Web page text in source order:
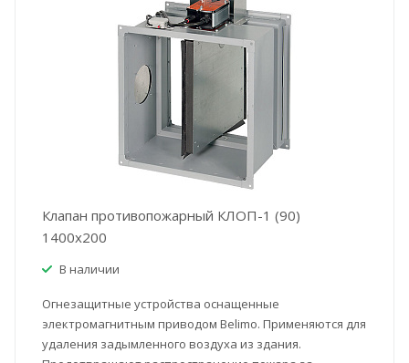
Клапан противопожарный КЛОП-1 (90)
1400x200
В наличии
Огнезащитные устройства оснащенные
электромагнитным приводом Belimo. Применяются для
удаления задымленного воздуха из здания.